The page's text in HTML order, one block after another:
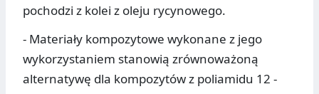
pochodzi z kolei z oleju rycynowego.
- Materiały kompozytowe wykonane z jego
wykorzystaniem stanowią zrównoważoną
alternatywę dla kompozytów z poliamidu 12 -